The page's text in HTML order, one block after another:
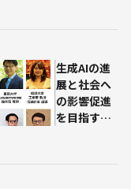
生成AIの進
展と社会へ
の影響促進
を目指す